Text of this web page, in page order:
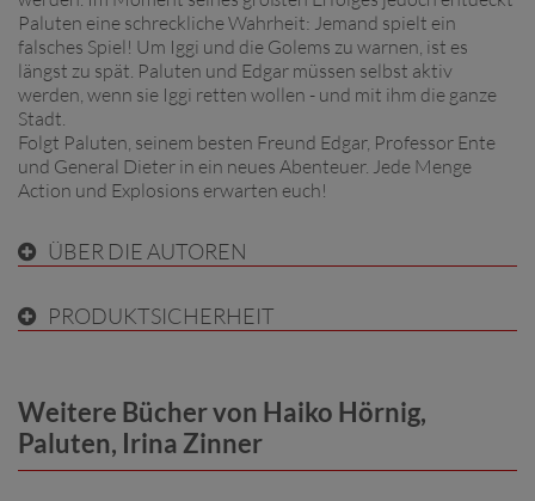
Paluten eine schreckliche Wahrheit: Jemand spielt ein
falsches Spiel! Um Iggi und die Golems zu warnen, ist es
längst zu spät. Paluten und Edgar müssen selbst aktiv
werden, wenn sie Iggi retten wollen - und mit ihm die ganze
Stadt.
Folgt Paluten, seinem besten Freund Edgar, Professor Ente
und General Dieter in ein neues Abenteuer. Jede Menge
Action und Explosions erwarten euch!
ÜBER DIE AUTOREN
PRODUKTSICHERHEIT
Weitere Bücher von Haiko Hörnig,
Paluten, Irina Zinner